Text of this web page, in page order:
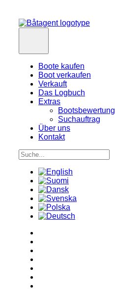
Boote kaufen
Boot verkaufen
Verkauft
Das Logbuch
Extras
Bootsbewertung
Suchauftrag
Über uns
Kontakt